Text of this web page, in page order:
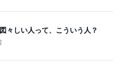
々しい人って、こういう人？